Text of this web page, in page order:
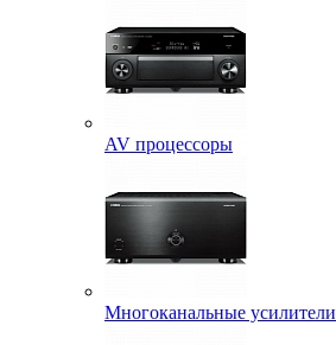
AV процессоры
Многоканальные усилители